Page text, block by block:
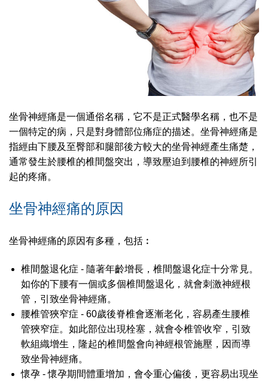
坐骨神經痛是一個通俗名稱，它不是正式醫學名稱，也不是
一個特定的病，只是對身體部位痛症的描述。坐骨神經痛是
指經由下腰及至臀部和腿部後方較大的坐骨神經產生痛楚，
通常發生於腰椎的椎間盤突出，導致壓迫到腰椎的神經所引
起的疼痛。
坐骨神經痛的原因
坐骨神經痛的原因有多種，包括︰
椎間盤退化症 - 隨著年齡增長，椎間盤退化症十分常見。
如你的下腰有一個或多個椎間盤退化，就會刺激神經根
管，引致坐骨神經痛。
腰椎管狹窄症 - 60歲後脊椎會逐漸老化，容易產生腰椎
管狹窄症。如此部位出現栓塞，就會令椎管收窄，引致
軟組織增生，隆起的椎間盤會向神經根管施壓，因而導
致坐骨神經痛。
懷孕 - 懷孕期間體重增加，會令重心偏後，更容易出現坐